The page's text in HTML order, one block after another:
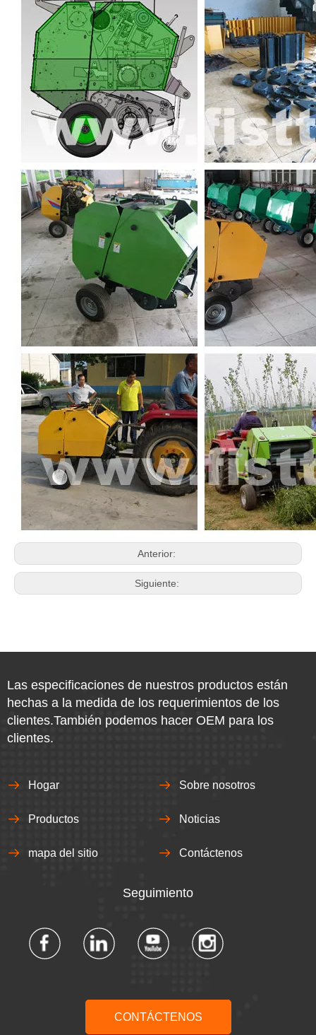
Anterior:
Siguiente:
Las especificaciones de nuestros productos están
hechas a la medida de los requerimientos de los
clientes.También podemos hacer OEM para los
clientes.
Hogar Sobre nosotros
Productos Noticias
mapa del sitio Contáctenos
Seguimiento​​​​​​​
CONTÁCTENOS